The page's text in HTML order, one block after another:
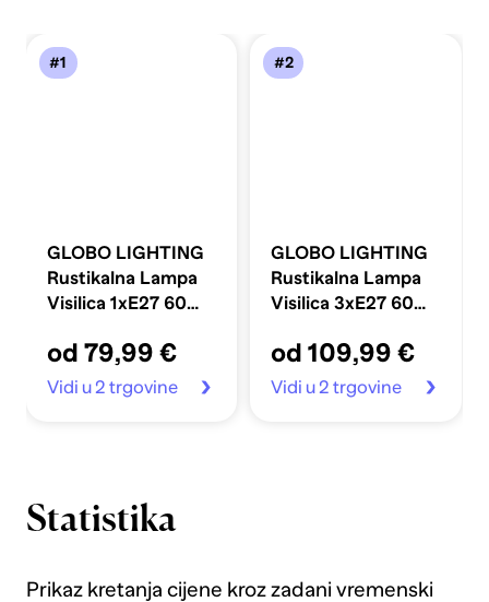
#1
GLOBO LIGHTING
Rustikalna Lampa
Visilica 1xE27 60W
od 79,99 €
Vidi u 2 trgovine
#2
GLOBO LIGHTING
Rustikalna Lampa
Visilica 3xE27 60W
od 109,99 €
Vidi u 2 trgovine
Statistika
Prikaz kretanja cijene kroz zadani vremenski